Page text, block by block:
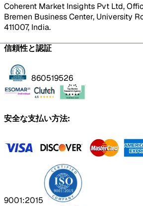
Coherent Market Insights Pvt Ltd,
Bremen Business Center, University
411007, India.
信頼性と認証
860519526
安全な支払い方法:
9001:2015